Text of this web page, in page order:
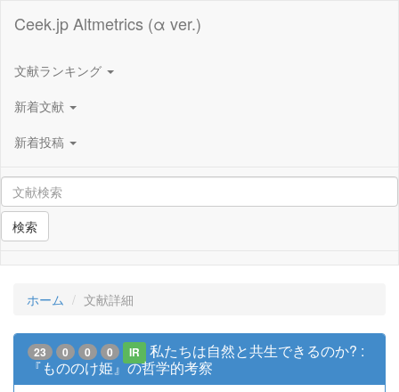
Ceek.jp Altmetrics (α ver.)
文献ランキング
新着文献
新着投稿
検索
ホーム 文献詳細
23 0 0 0 IR
私たちは自然と共生できるのか? :
『もののけ姫』の哲学的考察